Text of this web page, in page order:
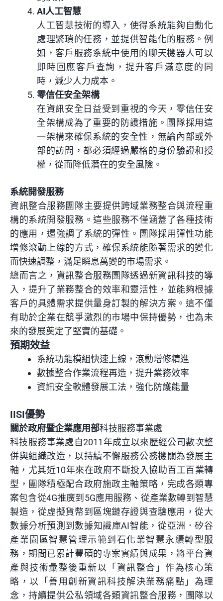
AI人工智慧
人工智慧技術的導入，使得系統能夠自動化
處理繁瑣的任務，並提供智能化的服務。例
如，客戶服務系統中使用的聊天機器人可以
即時回應客戶查詢，提升客戶滿意度的同
時，減少人力成本。
零信任安全架構
在資訊安全日益受到重視的今天，零信任安
全架構成為了重要的防護措施。團隊採用這
一架構來確保系統的安全性，無論內部或外
部的訪問，都必須經過嚴格的身份驗證和授
權，從而降低潛在的安全風險。
系統開發服務
資訊整合服務團隊主要提供跨域業務整合與流程重
構的系統開發服務。這些服務不僅涵蓋了各種技術
的應用，還強調了系統的彈性。團隊採用彈性功能
增修滾動上線的方式，確保系統能隨著需求的變化
而快速調整，滿足瞬息萬變的市場需求。
總而言之，資訊整合服務團隊透過新資訊科技的導
入，提升了業務整合的效率和靈活性，並能夠根據
客戶的具體需求提供量身訂製的解決方案。這不僅
有助於企業在競爭激烈的市場中保持優勢，也為未
來的發展奠定了堅實的基礎。
預期效益
系統功能模組快速上線，滾動增修精進
數據整合作業流程再造，提升業務效率
資訊安全軟體發展工法，強化防護能量
IISI優勢
關於政府暨企業應用部科技服務事業處
科技服務事業處自2011年成立以來歷經公司數次整
併與組織改造，以持續不懈服務公務機關為發展主
軸，尤其近10年來在政府不斷投入協助百工百業轉
型，團隊積極配合政府施政主軸策略，完成各類專
案包含從4G推廣到5G應用服務、從產業數轉到智慧
製造，從虛擬貨幣到區塊鏈存證與查驗應用，從大
數據分析預測到數據知識庫AI智能，從亞洲．矽谷
產業園區智慧管理示範到石化業智慧永續轉型服
務，期間已累計豐碩的專案實績與成果，將平台資
產與技術彙整後重新以「資訊整合」作為核心策
略，以「善用創新資訊科技解決業務痛點」為理
念，持續提供公私領域各類資訊整合服務，團隊以